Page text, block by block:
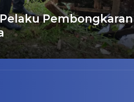
Pembongkaran